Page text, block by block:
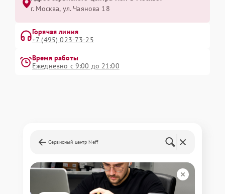
г. Москва, ул. Чаянова 18
Горячая линия
+7 (495) 023-73-25
Время работы
Ежедневно с 9:00 до 21:00
Сервисный центр Neff